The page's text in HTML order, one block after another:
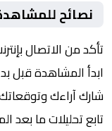
نصائح
تأكد من الاتصال
ابدأ المشاهدة قبل بداية
شارك آراءك
تابع تحليلات ما بعد